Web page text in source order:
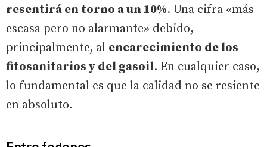
resentirá en torno a un 10%. Una cifra «más
escasa pero no alarmante» debido,
principalmente, al encarecimiento de los
fitosanitarios y del gasoil. En cualquier caso,
lo fundamental es que la calidad no se resiente
en absoluto.